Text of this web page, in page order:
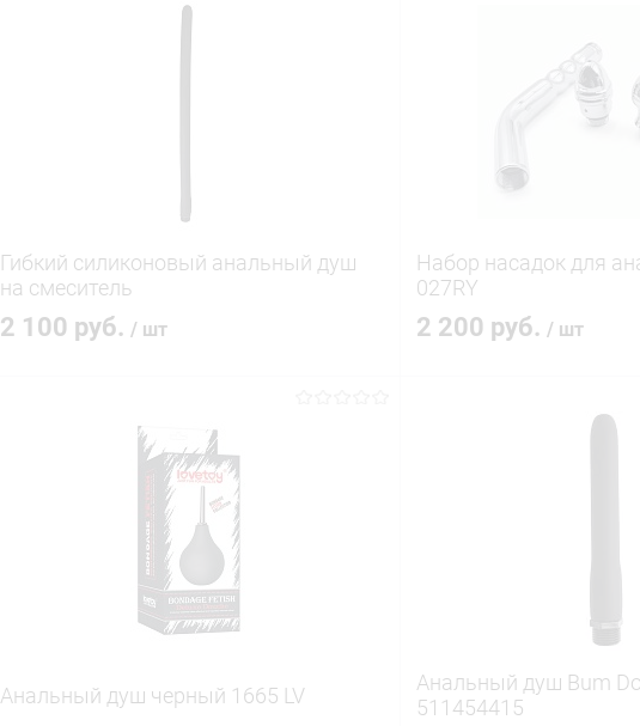
Гибкий силиконовый анальный душ
на смеситель
2 100 руб. / шт
В корзину
Сравнение
Набор насадок для
027RY
2 200 руб. / шт
В
Анальный душ черный 1665 LV
Анальный душ Bum
511454415